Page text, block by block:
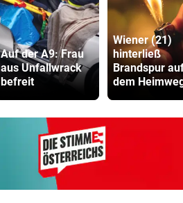
Auf der A9: Frau
aus Unfallwrack
befreit
Wiener (21)
hinterließ
Brandspur
dem